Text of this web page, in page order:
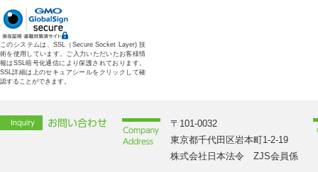
このシステムは、SSL（Secure Socket Layer) 技
術を使用しています。ご入力いただいたお客様情
報はSSL暗号化通信により保護されております。
SSL詳細は上のセキュアシールをクリックして確
認することができます。
〒101-0032
東京都千代田区岩本町1-2-19
株式会社日本法令 ZJS会員係